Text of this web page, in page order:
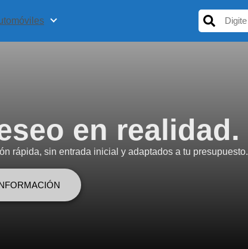
en realidad.
rápida, sin entrada inicial y adaptados a tu presupuesto.